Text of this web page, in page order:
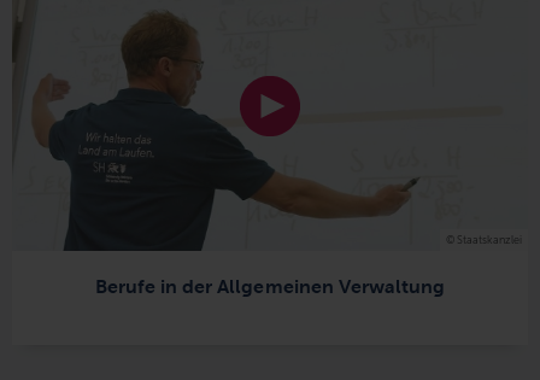
Berufe in der Allgemeinen Verwaltung
© Staatskanzlei